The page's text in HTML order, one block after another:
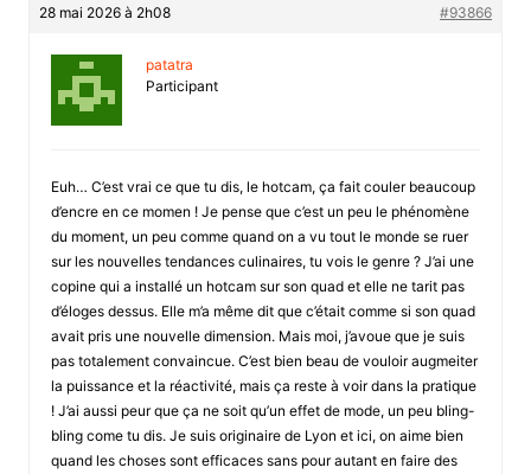
28 mai 2026 à 2h08 #93866
patatra
Participant
Euh… C’est vrai ce que tu dis, le hotcam, ça fait couler beaucoup
d’encre en ce momen ! Je pense que c’est un peu le phénomène
du moment, un peu comme quand on a vu tout le monde se ruer
sur les nouvelles tendances culinaires, tu vois le genre ? J’ai une
copine qui a installé un hotcam sur son quad et elle ne tarit pas
d’éloges dessus. Elle m’a même dit que c’était comme si son quad
avait pris une nouvelle dimension. Mais moi, j’avoue que je suis
pas totalement convaincue. C’est bien beau de vouloir augmeiter
la puissance et la réactivité, mais ça reste à voir dans la pratique
! J’ai aussi peur que ça ne soit qu’un effet de mode, un peu bling-
bling come tu dis. Je suis originaire de Lyon et ici, on aime bien
quand les choses sont efficaces sans pour autant en faire des